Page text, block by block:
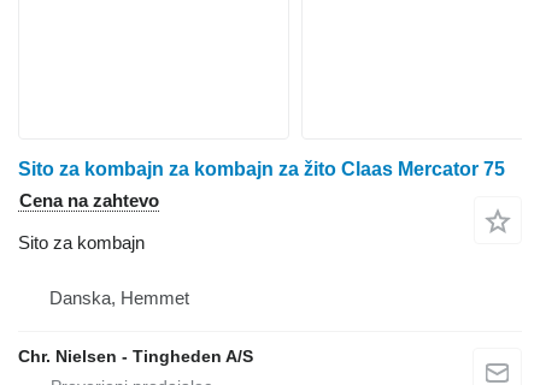
Sito za kombajn za kombajn za žito Claas Mercator 75
Cena na zahtevo
Sito za kombajn
Danska, Hemmet
Chr. Nielsen - Tingheden A/S